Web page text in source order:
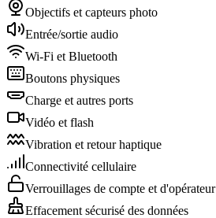
Objectifs et capteurs photo
Entrée/sortie audio
Wi-Fi et Bluetooth
Boutons physiques
Charge et autres ports
Vidéo et flash
Vibration et retour haptique
Connectivité cellulaire
Verrouillages de compte et d'opérateur
Effacement sécurisé des données